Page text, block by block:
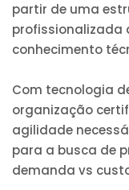
partir de uma
profissionalizada
conhecimento
Com tecnologia
organização
agilidade
para a busca de
demanda vs